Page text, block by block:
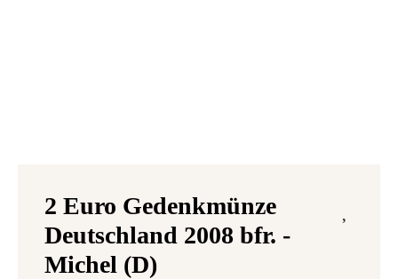
2 Euro Gedenkmünze
Deutschland 2008 bfr. -
Michel (D)